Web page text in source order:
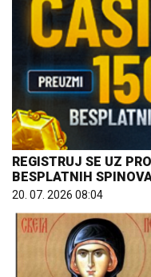
REGISTRUJ SE UZ
BESPLATNIH
20. 07. 2026 08:04